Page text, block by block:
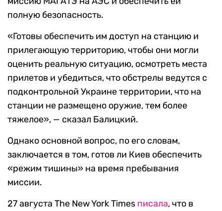
полную безопасность.
«Готовы обеспечить им доступ на станцию и
прилегающую территорию, чтобы они могли
оценить реальную ситуацию, осмотреть места
прилетов и убедиться, что обстрелы ведутся с
подконтрольной Украине территории, что на
станции не размещено оружие, тем более
тяжелое», — сказал Балицкий.
Однако основной вопрос, по его словам,
заключается в том, готов ли Киев обеспечить
«режим тишины» на время пребывания
миссии.
27 августа The New York Times писала, что в